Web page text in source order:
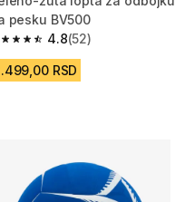
pesku BV500
4.8
od 5 zvezdica from 52
(52)
RSD